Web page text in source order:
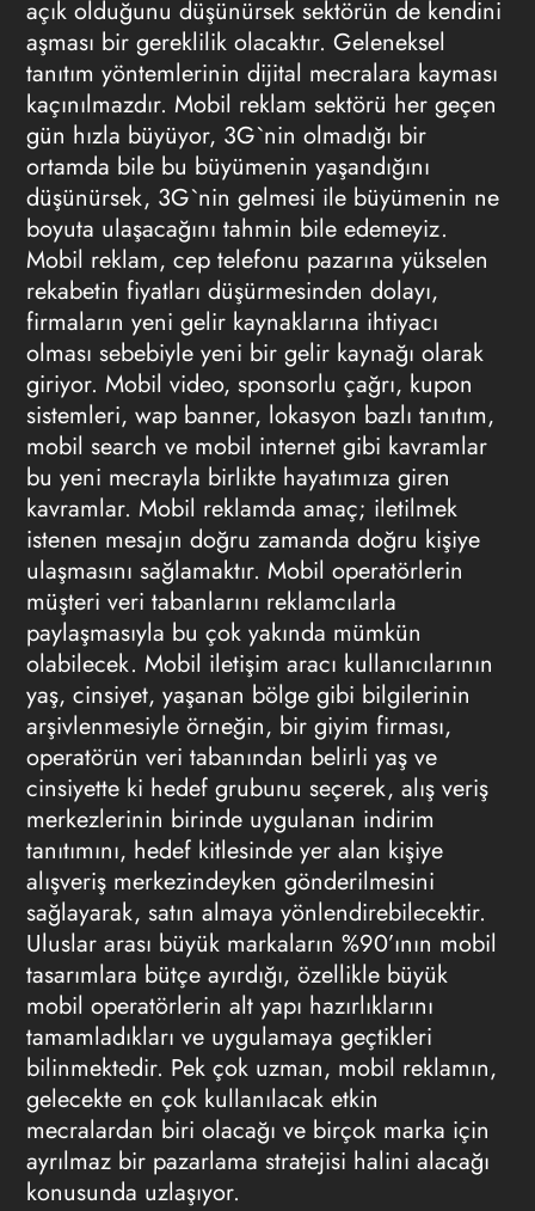
açık olduğunu düşünürsek sektörün de kendini
aşması bir gereklilik olacaktır. Geleneksel
tanıtım yöntemlerinin dijital mecralara kayması
kaçınılmazdır. Mobil reklam sektörü her geçen
gün hızla büyüyor, 3G`nin olmadığı bir
ortamda bile bu büyümenin yaşandığını
düşünürsek, 3G`nin gelmesi ile büyümenin ne
boyuta ulaşacağını tahmin bile edemeyiz.
Mobil reklam, cep telefonu pazarına yükselen
rekabetin fiyatları düşürmesinden dolayı,
firmaların yeni gelir kaynaklarına ihtiyacı
olması sebebiyle yeni bir gelir kaynağı olarak
giriyor. Mobil video, sponsorlu çağrı, kupon
sistemleri, wap banner, lokasyon bazlı tanıtım,
mobil search ve mobil internet gibi kavramlar
bu yeni mecrayla birlikte hayatımıza giren
kavramlar. Mobil reklamda amaç; iletilmek
istenen mesajın doğru zamanda doğru kişiye
ulaşmasını sağlamaktır. Mobil operatörlerin
müşteri veri tabanlarını reklamcılarla
paylaşmasıyla bu çok yakında mümkün
olabilecek. Mobil iletişim aracı kullanıcılarının
yaş, cinsiyet, yaşanan bölge gibi bilgilerinin
arşivlenmesiyle örneğin, bir giyim firması,
operatörün veri tabanından belirli yaş ve
cinsiyette ki hedef grubunu seçerek, alış veriş
merkezlerinin birinde uygulanan indirim
tanıtımını, hedef kitlesinde yer alan kişiye
alışveriş merkezindeyken gönderilmesini
sağlayarak, satın almaya yönlendirebilecektir.
Uluslar arası büyük markaların %90’ının mobil
tasarımlara bütçe ayırdığı, özellikle büyük
mobil operatörlerin alt yapı hazırlıklarını
tamamladıkları ve uygulamaya geçtikleri
bilinmektedir. Pek çok uzman, mobil reklamın,
gelecekte en çok kullanılacak etkin
mecralardan biri olacağı ve birçok marka için
ayrılmaz bir pazarlama stratejisi halini alacağı
konusunda uzlaşıyor.